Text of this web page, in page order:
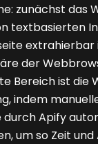
zunächst das
textbasierten
extrahierbar
der
Bereich ist die
indem
durch Apify
um so Zeit und